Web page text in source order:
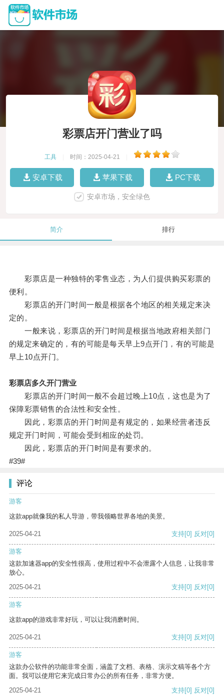
彩票店开门营业了吗
工具 时间：2025-04-21
安卓下载 苹果下载 PC下载
安卓市场，安全绿色
简介 排行
彩票店是一种独特的零售业态，为人们提供购买彩票的
便利。
彩票店的开门时间一般是根据各个地区的相关规定来决
定的。
一般来说，彩票店的开门时间是根据当地政府相关部门
的规定来确定的，有的可能是每天早上9点开门，有的可能是
早上10点开门。
彩票店多久开门营业
彩票店的开门时间一般不会超过晚上10点，这也是为了
保障彩票销售的合法性和安全性。
因此，彩票店的开门时间是有规定的，如果经营者违反
规定开门时间，可能会受到相应的处罚。
因此，彩票店的开门时间是有要求的。
#39#
评论
游客
这款app就像我的私人导游，带我领略世界各地的美景。
2025-04-21 支持[0] 反对[0]
游客
这款加速器app的安全性很高，使用过程中不会泄露个人信息，让我非常
放心。
2025-04-21
支持[0] 反对[0]
游客
这款app的游戏非常好玩，可以让我消磨时间。
2025-04-21 支持[0] 反对[0]
游客
这款办公软件的功能非常全面，涵盖了文档、表格、演示文稿等各个方
面。我可以使用它来完成日常办公的所有任务，非常方便。
2025-04-21
支持[0] 反对[0]